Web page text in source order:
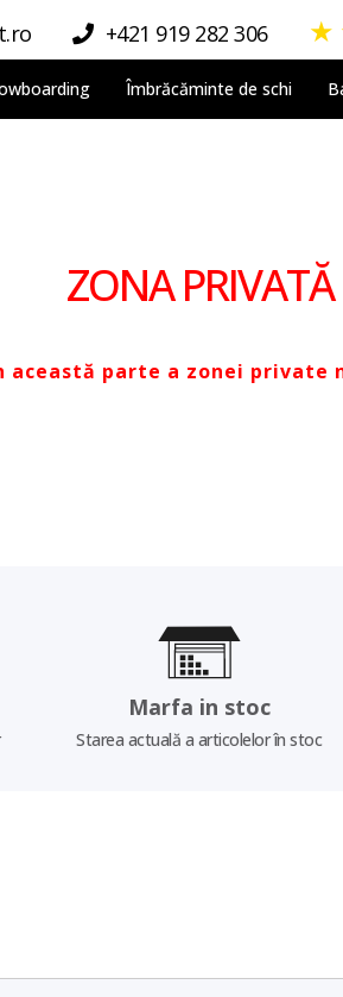
+421 919 282 306 ★
Îmbrăcăminte de schi
ZONA PRIVATĂ
această parte a zonei private
Marfa in stoc
Starea actuală a articolelor în stoc